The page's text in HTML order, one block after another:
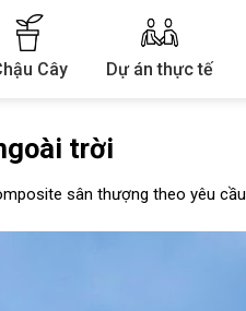
Cây Dự án thực tế
trời
sân thượng theo yêu cầu